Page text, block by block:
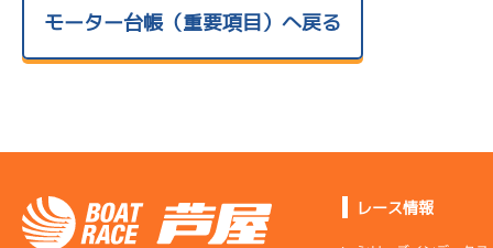
モーター台帳（重要項目）へ戻る
レース情報